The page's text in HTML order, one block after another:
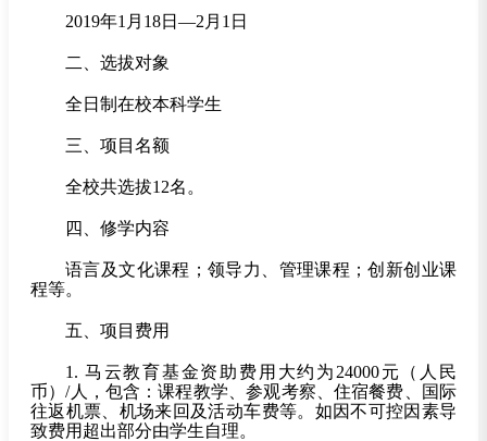
2019年1月18日—2月1日
二、选拔对象
全日制在校本科学生
三、项目名额
全校共选拔12名。
四、修学内容
语言及文化课程；领导力、管理课程；创新创业课
程等。
五、项目费用
1. 马云教育基金资助费用大约为24000元（人民
币）/人，包含：课程教学、参观考察、住宿餐费、国际
往返机票、机场来回及活动车费等。如因不可控因素导
致费用超出部分由学生自理。